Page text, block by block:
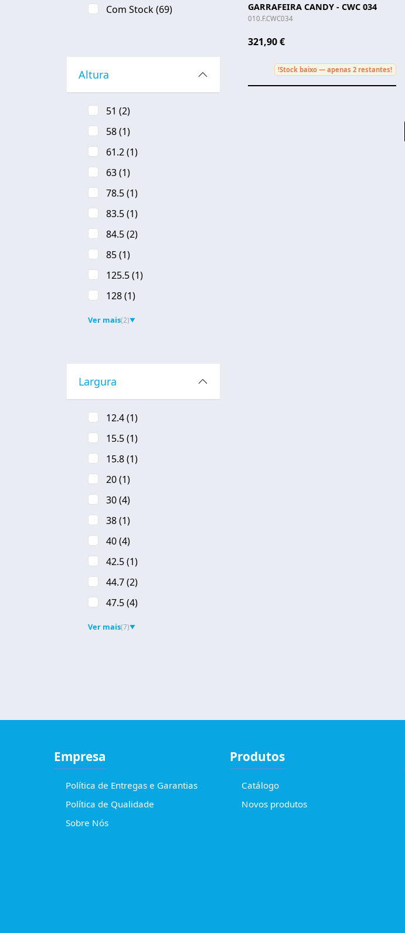
GARRAFEIRA CANDY - CWC 034
010.F.CWC034
321,90 €
!Stock baixo — apenas 2 restantes!
Com Stock(69)
Altura
51 (2)
58(1)
61.2(1)
63(1)
78.5(1)
83.5(1)
84.5(2)
85(1)
125.5(1)
128(1)
Ver mais(2)▼
Largura
12.4(1)
15.5(1)
15.8(1)
20(1)
30(4)
38(1)
40(4)
42.5(1)
44.7(2)
47.5(4)
Ver mais(7)▼
Empresa
Política de Entregas e Garantias
Política de Qualidade
Sobre Nós
Produtos
Catálogo
Novos produtos